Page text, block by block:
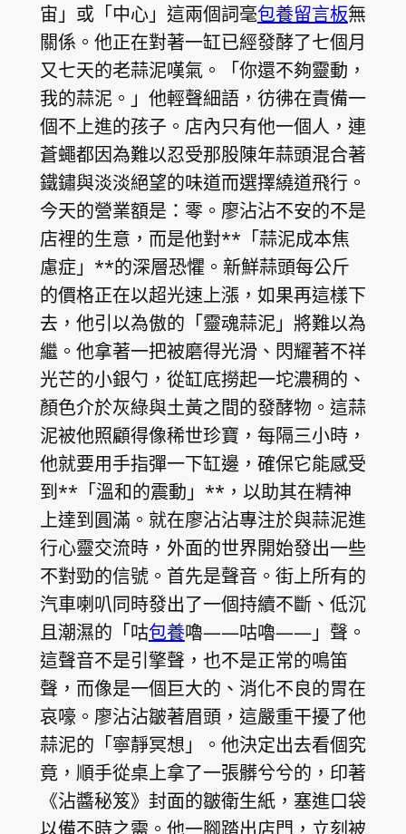
宙」或「中心」這兩個詞毫包養留言板無
關係。他正在對著一缸已經發酵了七個月
又七天的老蒜泥嘆氣。「你還不夠靈動，
我的蒜泥。」他輕聲細語，彷彿在責備一
個不上進的孩子。店內只有他一個人，連
蒼蠅都因為難以忍受那股陳年蒜頭混合著
鐵鏽與淡淡絕望的味道而選擇繞道飛行。
今天的營業額是：零。廖沾沾不安的不是
店裡的生意，而是他對**「蒜泥成本焦
慮症」**的深層恐懼。新鮮蒜頭每公斤
的價格正在以超光速上漲，如果再這樣下
去，他引以為傲的「靈魂蒜泥」將難以為
繼。他拿著一把被磨得光滑、閃耀著不祥
光芒的小銀勺，從缸底撈起一坨濃稠的、
顏色介於灰綠與土黃之間的發酵物。這蒜
泥被他照顧得像稀世珍寶，每隔三小時，
他就要用手指彈一下缸邊，確保它能感受
到**「溫和的震動」**，以助其在精神
上達到圓滿。就在廖沾沾專注於與蒜泥進
行心靈交流時，外面的世界開始發出一些
不對勁的信號。首先是聲音。街上所有的
汽車喇叭同時發出了一個持續不斷、低沉
且潮濕的「咕包養嚕——咕嚕——」聲。
這聲音不是引擎聲，也不是正常的鳴笛
聲，而像是一個巨大的、消化不良的胃在
哀嚎。廖沾沾皺著眉頭，這嚴重干擾了他
蒜泥的「寧靜冥想」。他決定出去看個究
竟，順手從桌上拿了一張髒兮兮的，印著
《沾醬秘笈》封面的皺衛生紙，塞進口袋